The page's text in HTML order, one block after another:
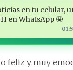
en tu celular,
en WhatsApp 🤩
feliz y muy